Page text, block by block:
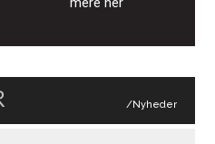
/Nyheder